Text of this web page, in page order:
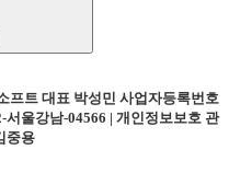
프트 대표 박성민 사업자등록번호
울강남-04566 | 개인정보보호 관
중용